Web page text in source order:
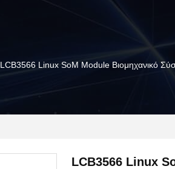
LCB3566 Linux SoM Module Βιομηχανικό
LCB3566 Linux